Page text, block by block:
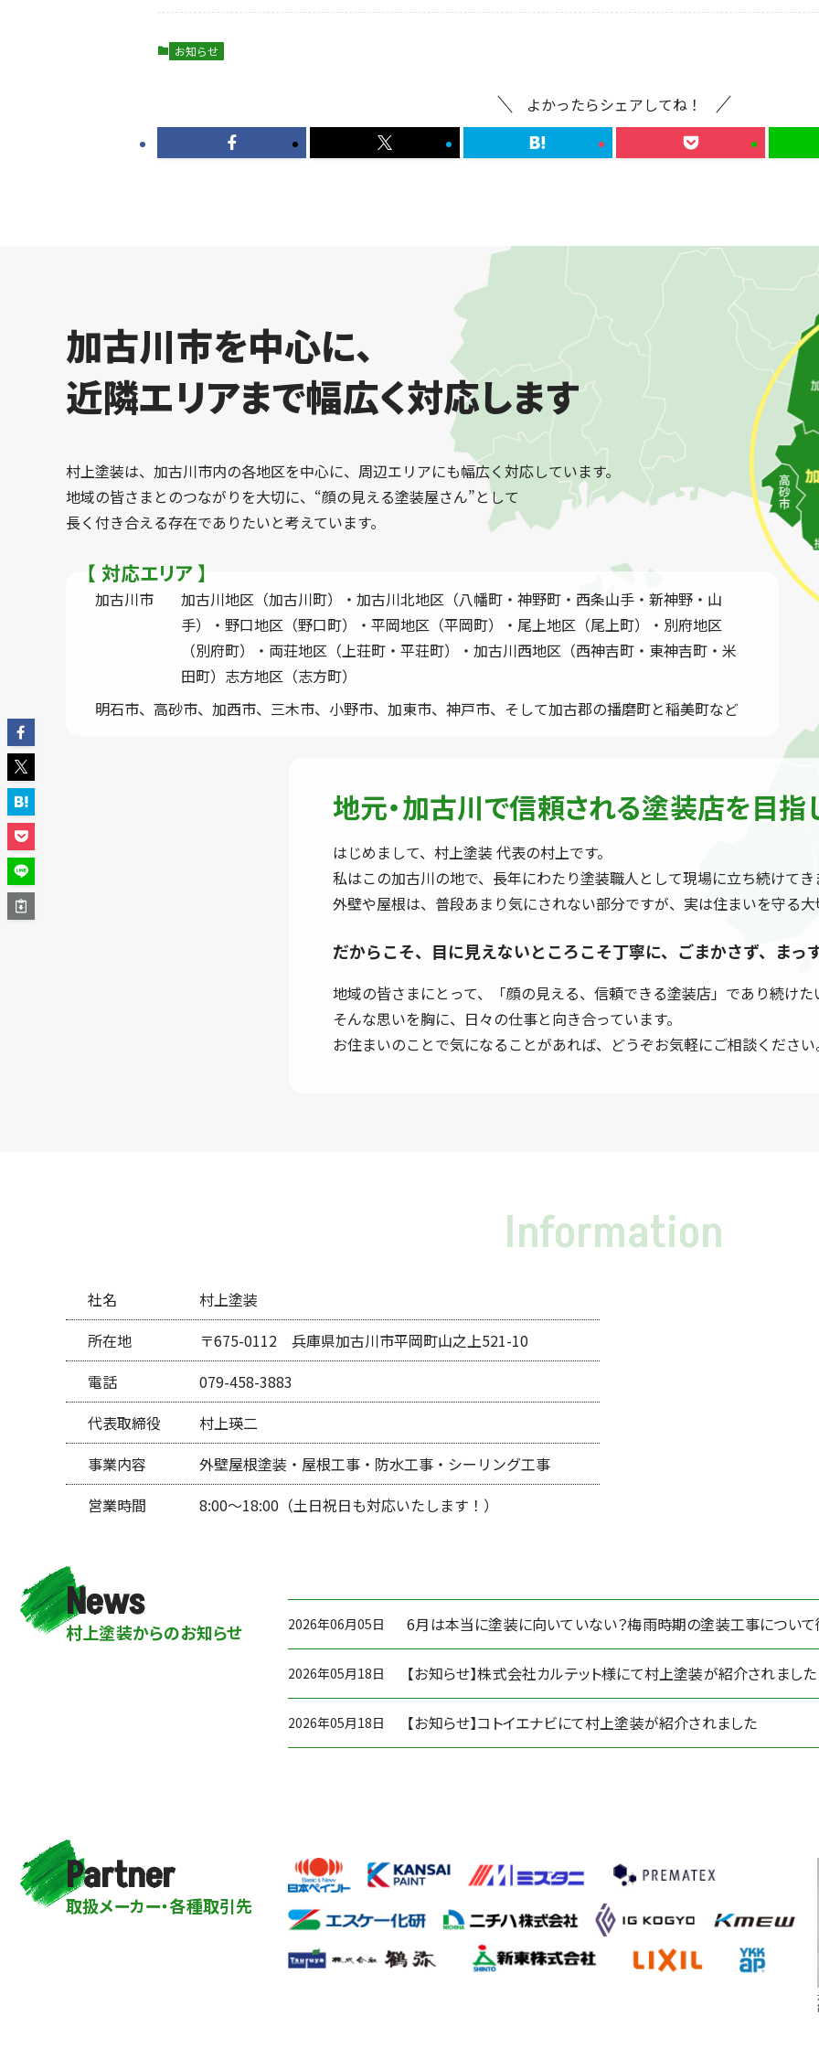
お知らせ
よかったらシェアしてね！
加古川市を中心に、
近隣エリアまで幅広く対応します
村上塗装は、加古川市内の各地区を中心に、 周辺エリアにも幅広く対応しています。
地域の皆さまとのつながりを大切に、“顔の見える塗装屋さん”として
長く付き合える存在でありたいと考えています。
【 対応エリア 】
加古川市
加古川地区（加古川町）・加古川北地区（八幡町・神野町・西条山手・新神野・山
手）・野口地区（野口町）・平岡地区（平岡町）・尾上地区（尾上町）・別府地区
（別府町）・両荘地区（上荘町・平荘町）・加古川西地区（西神吉町・東神吉町・米
田町）志方地区（志方町）
明石市、高砂市、加西市、三木市、小野市、加東市、神戸市、そして加古郡の播磨町と稲美町など
地元・加古川で信頼される塗装店を目指
はじめまして、村上塗装 代表の村上です。
私はこの加古川の地で、長年にわたり塗装職人として現場に立ち続けて
外壁や屋根は、普段あまり気にされない部分ですが、実は住まいを守る
だからこそ、 目に見えないところこそ丁寧に、ごまかさず、まっ
地域の皆さまにとって、「顔の見える、信頼できる塗装店」であり続けた
そんな思いを胸に、日々の仕事と向き合っています。
お住まいのことで気になることがあれば、どうぞお気軽にご相談くださ
Information
社名
村上塗装
所在地
〒675-0112 兵庫県加古川市平岡町山之上521-10
電話
079-458-3883
代表取締役
村上瑛二
事業内容
外壁屋根塗装・屋根工事・防水工事・シーリング工事
営業時間
8:00〜18:00（土日祝日も対応いたします！）
News
村上塗装からのお知らせ 2026年06月05日 6月は本当に塗装に向いていない？梅雨時期の塗装工事につい
2026年05月18日 【お知らせ】株式会社カルテット様にて村上塗装が紹介されました
2026年05月18日 【お知らせ】コトイエナビにて村上塗装が紹介されました
Partner
取扱メーカー・各種取引先